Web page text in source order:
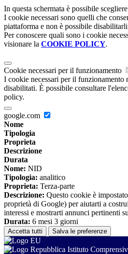
In questa schermata è possibile
I cookie necessari sono quelli che
piattaforma e non è possibile
Per conoscere quali sono i cookie
visionare la COOKIE POLICY.
Cookie necessari per il funzionamento
I cookie necessari per il funzionamento
disabilitati. È possibile consultare
policy.
google.com
Nome
Tipologia
Proprieta
Descrizione
Durata
Nome: NID
Tipologia: analitico
Proprieta: Terza-parte
Descrizione: Questo cookie è
proprietà di Google) per aiutarti a
interessi e mostrarti annunci pertinenti
Durata: 6 mesi 3 giorni
Accetta tutti Salva le preferenze
Istituto